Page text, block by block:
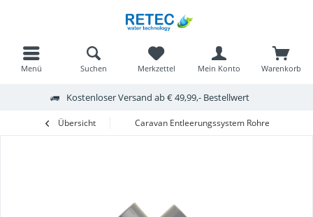
Kostenloser Versand ab € 49,99,- Bestellwert
Menü Warenkorb
Merkzettel Mein Konto
Suchen
Übersicht Caravan Entleerungssystem Rohre